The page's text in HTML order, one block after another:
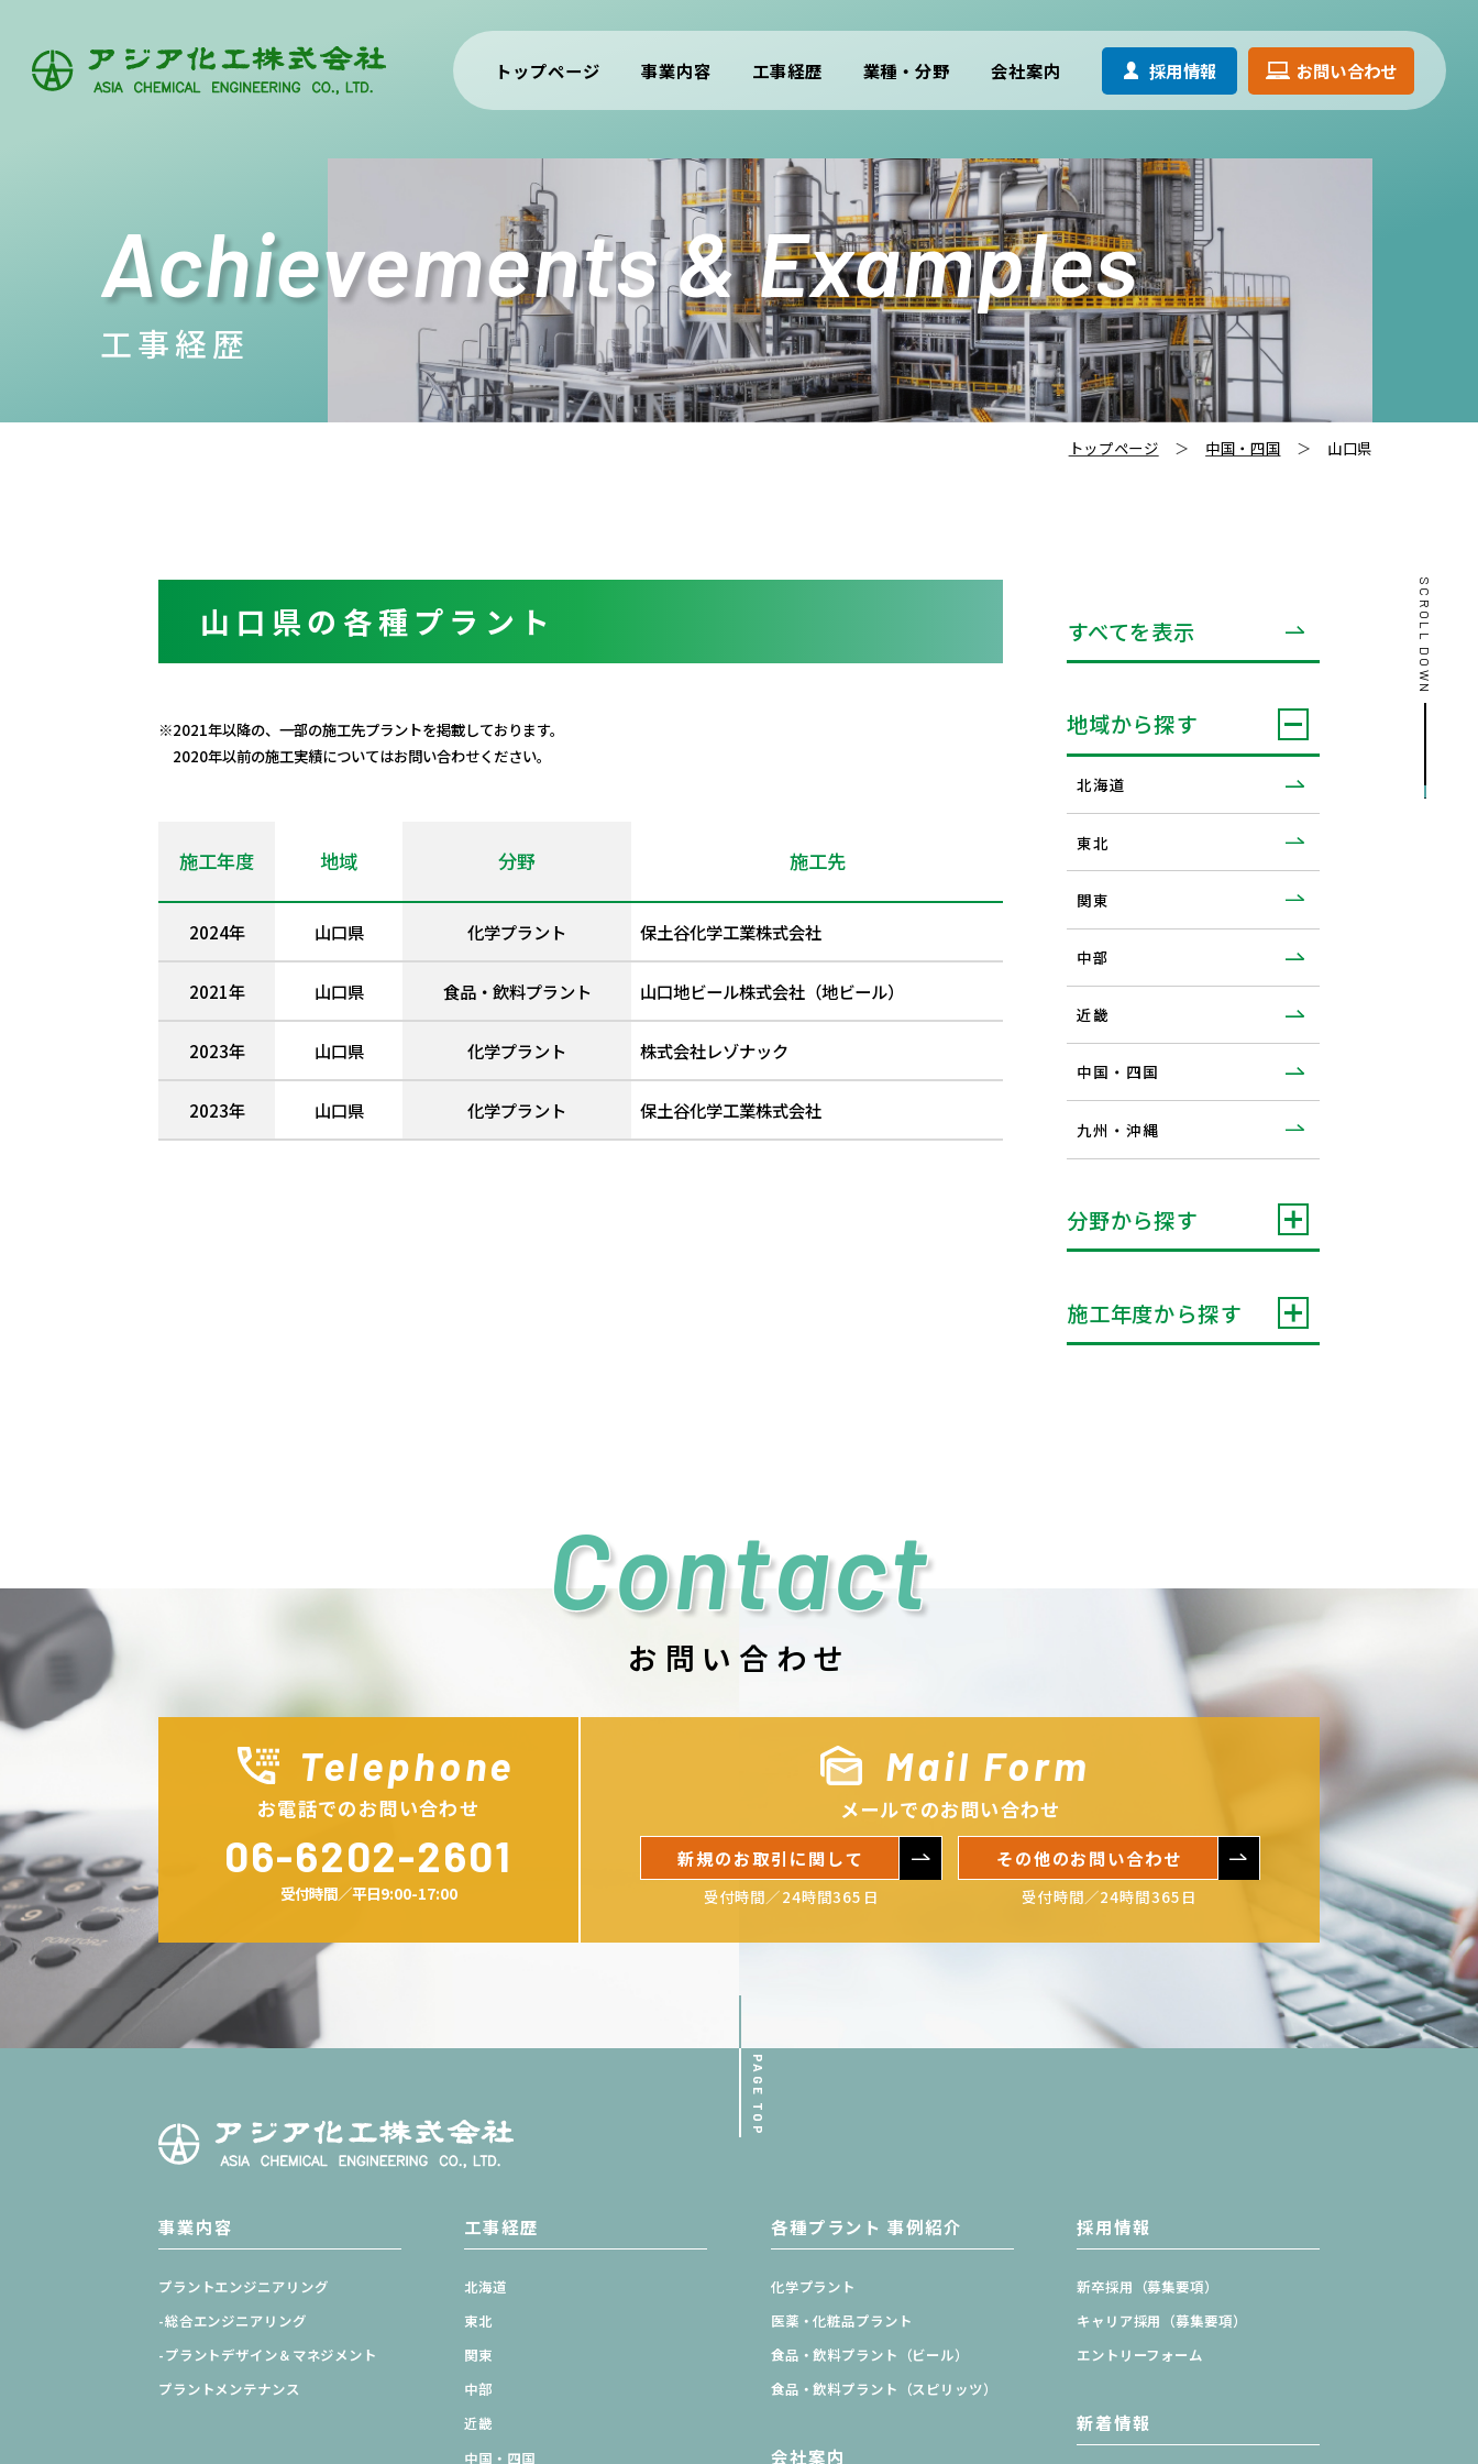
トップページ 事業内容 工事経歴 業種・分野 会社案内 採用情報 お問い合わせ
Achievements & Examples
工事経歴
トップページ 中国・四国 山口県
SCROLL DOWN
山口県の各種プラント
※2021年以降の、一部の施工先プラントを掲載しております。
2020年以前の施工実績についてはお問い合わせください。
施工年度 地域 分野 施工先
2024年 山口県 化学プラント 保土谷化学工業株式会社
2021年 山口県 食品・飲料プラント 山口地ビール株式会社（地ビール）
2023年 山口県 化学プラント 株式会社レゾナック
2023年 山口県 化学プラント 保土谷化学工業株式会社
すべてを表示
地域から探す
北海道
東北
関東
中部
近畿
中国・四国
九州・沖縄
分野から探す
施工年度から探す
Contact
お問い合わせ
Telephone
お電話でのお問い合わせ
06-6202-2601
受付時間／平日9:00-17:00
Mail Form
メールでのお問い合わせ
新規のお取引に関して
受付時間／24時間365日
その他のお問い合わせ
受付時間／24時間365日
PAGE TOP
事業内容
プラントエンジニアリング
-総合エンジニアリング
-プラントデザイン＆ マネジメント
プラントメンテナンス
工事経歴
北海道
東北
関東
中部
近畿
中国・四国
各種プラント 事例紹介
化学プラント
医薬・化粧品プラント
食品・飲料プラント （ビール）
食品・飲料プラント （スピリッツ）
会社案内
採用情報
新卒採用（募集要項）
キャリア採用（募集要項）
エントリーフォーム
新着情報